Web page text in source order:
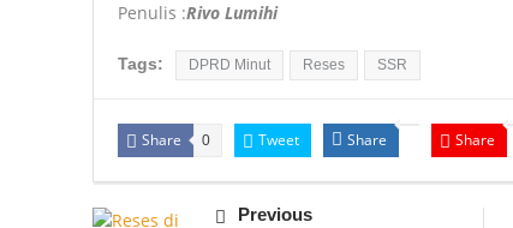
Penulis :Rivo Lumihi
Tags: DPRD Minut Reses SSR
Share 0 Tweet Share Share
Previous